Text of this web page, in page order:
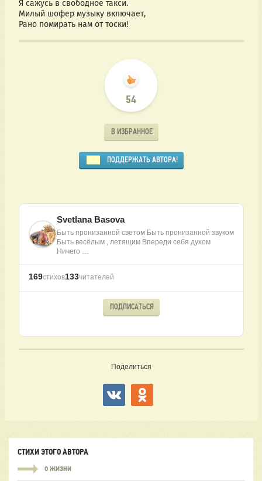
Я сажусь в свободное такси.
Милый шофер музыку включает,
Рано помирать нам от тоски!
54
В ИЗБРАННОЕ
ПОДДЕРЖАТЬ АВТОРА!
Svetlana Basova
Быть пронизанной светом Быть пронизанной звуком
Быть весёлым , летящим Впереди себя духом
Ничего …
169стихов133читателей
ПОДПИСАТЬСЯ
Поделиться
СТИХИ ЭТОГО АВТОРА
О ЖИЗНИ